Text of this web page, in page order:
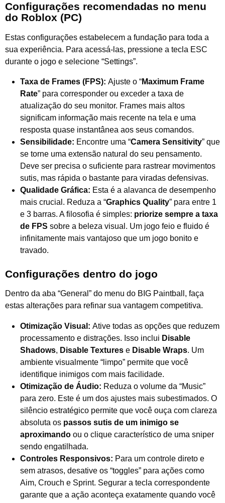
Configurações recomendadas no menu
do Roblox (PC)
Estas configurações estabelecem a fundação para toda a
sua experiência. Para acessá-las, pressione a tecla ESC
durante o jogo e selecione “Settings”.
Taxa de Frames (FPS): Ajuste o “Maximum Frame
Rate” para corresponder ou exceder a taxa de
atualização do seu monitor. Frames mais altos
significam informação mais recente na tela e uma
resposta quase instantânea aos seus comandos.
Sensibilidade: Encontre uma “Camera Sensitivity” que
se torne uma extensão natural do seu pensamento.
Deve ser precisa o suficiente para rastrear movimentos
sutis, mas rápida o bastante para viradas defensivas.
Qualidade Gráfica: Esta é a alavanca de desempenho
mais crucial. Reduza a “Graphics Quality” para entre 1
e 3 barras. A filosofia é simples: priorize sempre a taxa
de FPS sobre a beleza visual. Um jogo feio e fluido é
infinitamente mais vantajoso que um jogo bonito e
travado.
Configurações dentro do jogo
Dentro da aba “General” do menu do BIG Paintball, faça
estas alterações para refinar sua vantagem competitiva.
Otimização Visual: Ative todas as opções que reduzem
processamento e distrações. Isso inclui Disable
Shadows, Disable Textures e Disable Wraps. Um
ambiente visualmente “limpo” permite que você
identifique inimigos com mais facilidade.
Otimização de Áudio: Reduza o volume da “Music”
para zero. Este é um dos ajustes mais subestimados. O
silêncio estratégico permite que você ouça com clareza
absoluta os passos sutis de um inimigo se
aproximando ou o clique característico de uma sniper
sendo engatilhada.
Controles Responsivos: Para um controle direto e
sem atrasos, desative os “toggles” para ações como
Aim, Crouch e Sprint. Segurar a tecla correspondente
garante que a ação aconteça exatamente quando você